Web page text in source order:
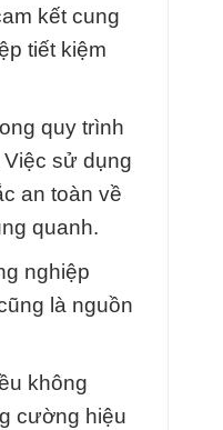
kết cung
tiết kiệm
quy trình
sử dụng
an toàn về
quanh.
nghiệp
là nguồn
không
cường hiệu